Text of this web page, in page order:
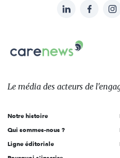
sur:
LinkedInFacebook
Carenews,
Le
des
l'engagement
Le média des acteurs de
Notre histoire
Qui sommes-nous ?
Ligne éditoriale